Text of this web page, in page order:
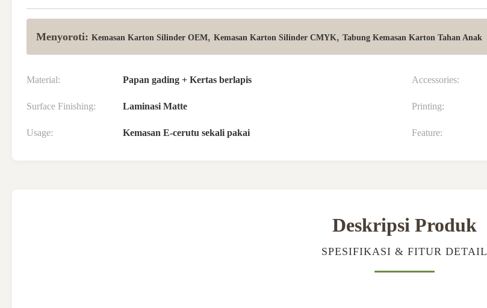
Menyoroti: Kemasan Karton Silinder OEM, Kemasan Karton Silinder CMYK, Tabung Kemasan Karton Tahan Anak
Material: Papan gading + Kertas berlapis Accessories:
Surface Finishing: Laminasi Matte Printing:
Usage: Kemasan E-cerutu sekali pakai Feature:
Deskripsi Produk
SPESIFIKASI & FITUR DETAIL